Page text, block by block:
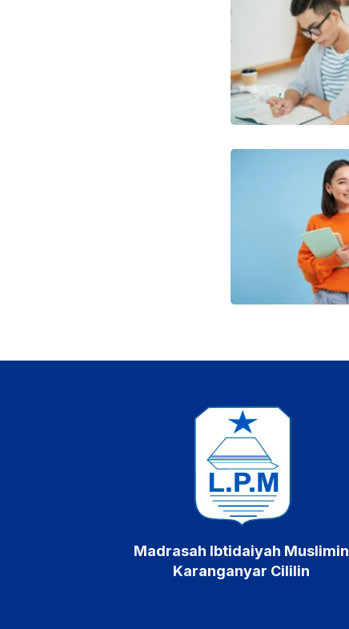
Madrasah Ibtidaiyah Muslimin
Karanganyar Cililin